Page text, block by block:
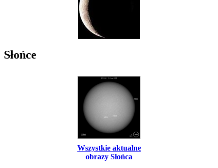
Słońce
Wszystkie aktualne
obrazy Słońca